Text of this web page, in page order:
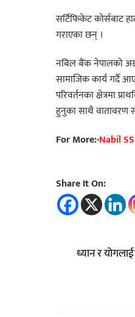
सर्टिफिकेट कोर्सबाट
गराएका छन् ।
नबिल बैंक नेपालको
सामाजिक कार्य गर्दै
परिवर्तनका क्षेत्रमा
हुनुका साथै वातावरण
For More:-Nabil
Share It On:
ध्यान र